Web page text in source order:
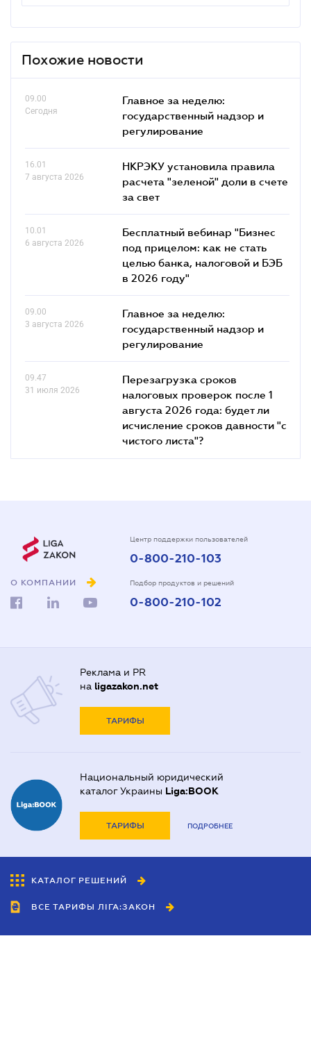
Похожие новости
09.00
Сегодня
Главное за неделю:
государственный надзор и
регулирование
16.01
7 августа 2026
НКРЭКУ установила правила
расчета "зеленой" доли в счете
за свет
10.01
6 августа 2026
Бесплатный вебинар "Бизнес
под прицелом: как не стать
целью банка, налоговой и БЭБ
в 2026 году"
09.00
3 августа 2026
Главное за неделю:
государственный надзор и
регулирование
09.47
31 июля 2026
Перезагрузка сроков
налоговых проверок после 1
августа 2026 года: будет ли
исчисление сроков давности "с
чистого листа"?
О КОМПАНИИ
Центр поддержки пользователей
0-800-210-103
Подбор продуктов и решений
0-800-210-102
Реклама и PR
на ligazakon.net
ТАРИФЫ
Национальный юридический
каталог Украины Liga:BOOK
ТАРИФЫ ПОДРОБНЕЕ
КАТАЛОГ РЕШЕНИЙ
ВСЕ ТАРИФЫ ЛІГА:ЗАКОН